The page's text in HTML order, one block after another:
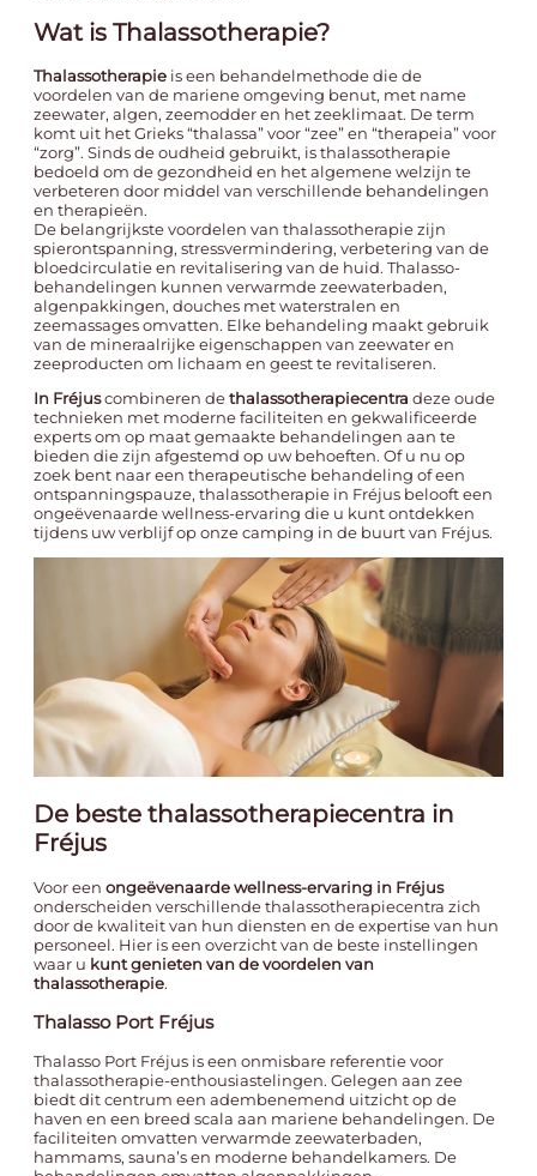
Wat is Thalassotherapie?
Thalassotherapie is een behandelmethode die de
voordelen van de mariene omgeving benut, met name
zeewater, algen, zeemodder en het zeeklimaat. De term
komt uit het Grieks “thalassa” voor “zee” en “therapeia” voor
“zorg”. Sinds de oudheid gebruikt, is thalassotherapie
bedoeld om de gezondheid en het algemene welzijn te
verbeteren door middel van verschillende behandelingen
en therapieën.
De belangrijkste voordelen van thalassotherapie zijn
spierontspanning, stressvermindering, verbetering van de
bloedcirculatie en revitalisering van de huid. Thalasso-
behandelingen kunnen verwarmde zeewaterbaden,
algenpakkingen, douches met waterstralen en
zeemassages omvatten. Elke behandeling maakt gebruik
van de mineraalrijke eigenschappen van zeewater en
zeeproducten om lichaam en geest te revitaliseren.
In Fréjuscombineren dethalassotherapiecentra deze oude
technieken met moderne faciliteiten en gekwalificeerde
experts om op maat gemaakte behandelingen aan te
bieden die zijn afgestemd op uw behoeften. Of u nu op
zoek bent naar een therapeutische behandeling of een
ontspanningspauze, thalassotherapie in Fréjus belooft een
ongeëvenaarde wellness-ervaring die u kunt ontdekken
tijdens uw verblijf op onzecamping in de buurt van Fréjus.
De beste thalassotherapiecentra in
Fréjus
Voor een ongeëvenaarde wellness-ervaring in Fréjus
onderscheiden verschillende thalassotherapiecentra zich
door de kwaliteit van hun diensten en de expertise van hun
personeel. Hier is een overzicht van de beste instellingen
waar u kunt genieten van de voordelen van
thalassotherapie.
Thalasso Port Fréjus
Thalasso Port Fréjus is een onmisbare referentie voor
thalassotherapie-enthousiastelingen. Gelegen aan zee
biedt dit centrum een adembenemend uitzicht op de
haven en een breed scala aan mariene behandelingen. De
faciliteiten omvatten verwarmde zeewaterbaden,
hammams, sauna’s en moderne behandelkamers. De